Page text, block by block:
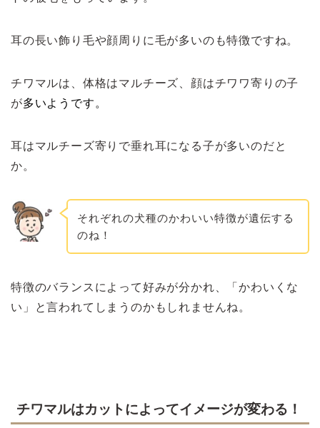
耳の長い飾り毛や顔周りに毛が多いのも特徴ですね。
チワマルは、体格はマルチーズ、顔はチワワ寄りの子
が多いようです。
耳はマルチーズ寄りで垂れ耳になる子が多いのだと
か。
それぞれの犬種のかわいい特徴が遺伝する
のね！
特徴のバランスによって好みが分かれ、「かわいくな
い」と言われてしまうのかもしれませんね。
チワマルはカットによってイメージが変わる！